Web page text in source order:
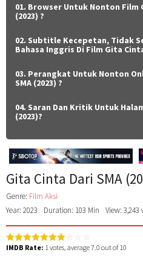
01. Browser Untuk Nonton Film
(2023) ?
02. Subtitle Kecepetan, Tidak
Bahasa Inggris Di Film Gita
03. Perangkat Untuk Nonton
SMA (2023) ?
04. Saran Dan Kritik Untuk
(2023)?
Gita Cinta Dari SMA
Genre: Film Aksi
Year: 2023
Duration: 103 Min View: 3,243
IMDB Rate: 1 votes, average7.0 out of 10